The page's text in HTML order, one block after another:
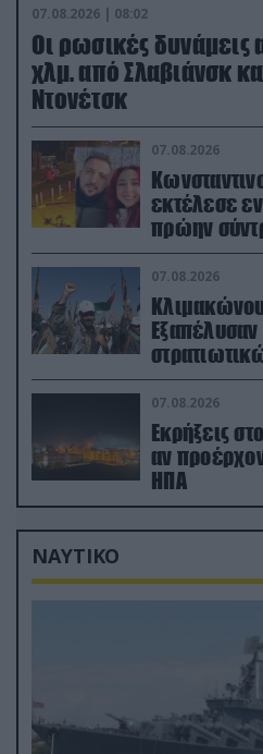
07.08.2026 | 08:02
Οι ρωσικές δυνάμεις
χλμ. από Σλαβιάνσκ
Ντονέτσκ
07.08.2026
εκτέλεσε
πρώην
φαρμακείο
07.08.2026
Eξαπέλυσαν
Υεμένη –
Σαουδική
07.08.2026
Εκρήξεις
αν
ΗΠΑ
ΝΑΥΤΙΚΟ